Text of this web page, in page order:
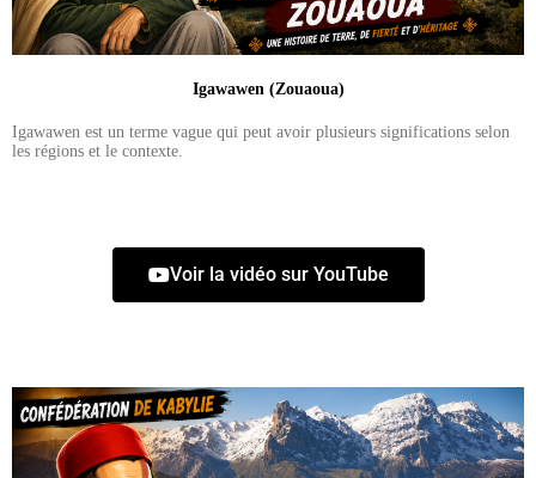
Igawawen (Zouaoua)
Igawawen est un terme vague qui peut avoir plusieurs significations selon
les régions et le contexte.
Voir la vidéo sur YouTube